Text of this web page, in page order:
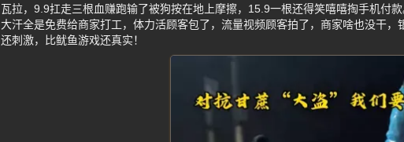
瓦拉，9.9扛走三根血赚跑输了被狗按在地上摩擦，15.9一根还得笑嘻嘻掏手机付
大汗全是免费给商家打工，体力活顾客包了，流量视频顾客拍了，商家啥也没干
还刺激，比鱿鱼游戏还真实！